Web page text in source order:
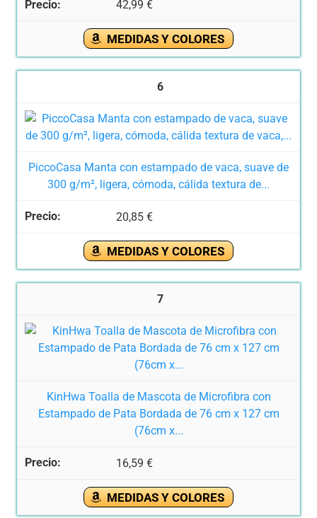
42,99 €
MEDIDAS Y COLORES
6
PiccoCasa Manta con estampado de vaca, suave de
300 g/m², ligera, cómoda, cálida textura de...
20,85 €
MEDIDAS Y COLORES
7
KinHwa Toalla de Mascota de Microfibra con
Estampado de Pata Bordada de 76 cm x 127 cm
(76cm x...
16,59 €
MEDIDAS Y COLORES